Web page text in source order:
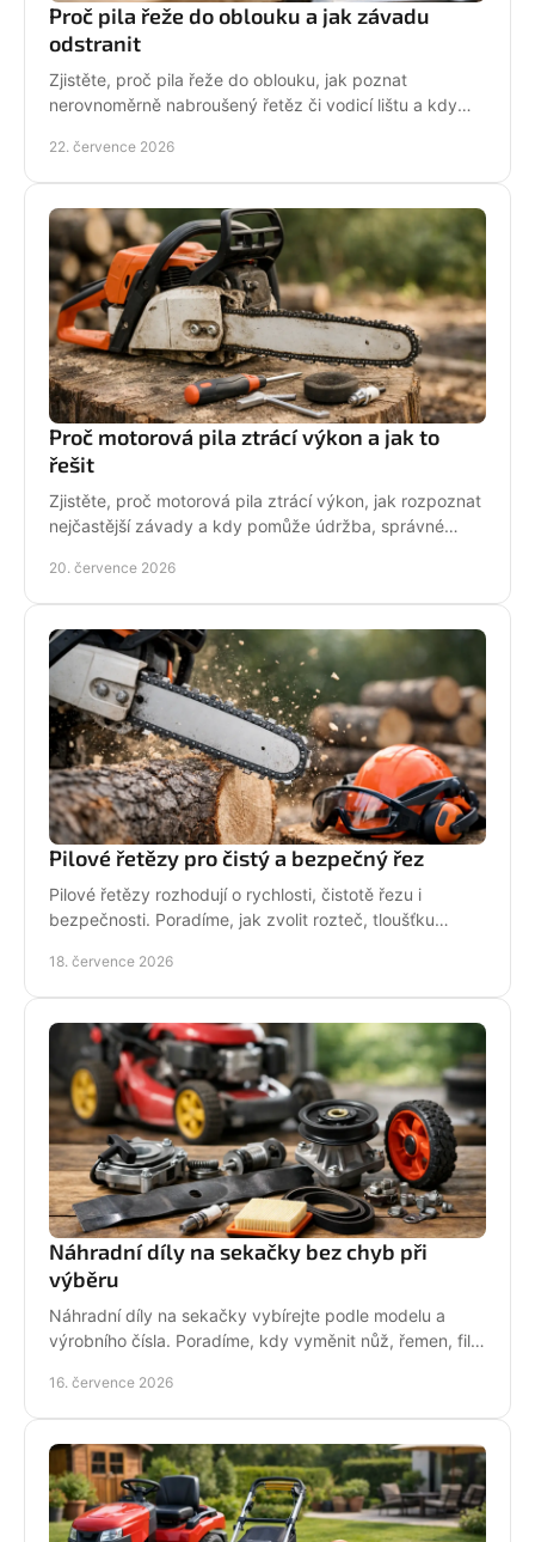
Proč pila řeže do oblouku a jak závadu
odstranit
Zjistěte, proč pila řeže do oblouku, jak poznat
nerovnoměrně nabroušený řetěz či vodicí lištu a kdy
22. července 2026
Proč motorová pila ztrácí výkon a jak to
řešit
Zjistěte, proč motorová pila ztrácí výkon, jak rozpoznat
nejčastější závady a kdy pomůže údržba, správné
20. července 2026
Pilové řetězy pro čistý a bezpečný řez
Pilové řetězy rozhodují o rychlosti, čistotě řezu i
bezpečnosti. Poradíme, jak zvolit rozteč, tloušťku
18. července 2026
Náhradní díly na sekačky bez chyb při
výběru
Náhradní díly na sekačky vybírejte podle modelu a
výrobního čísla. Poradíme, kdy vyměnit nůž, řemen, filtr
16. července 2026